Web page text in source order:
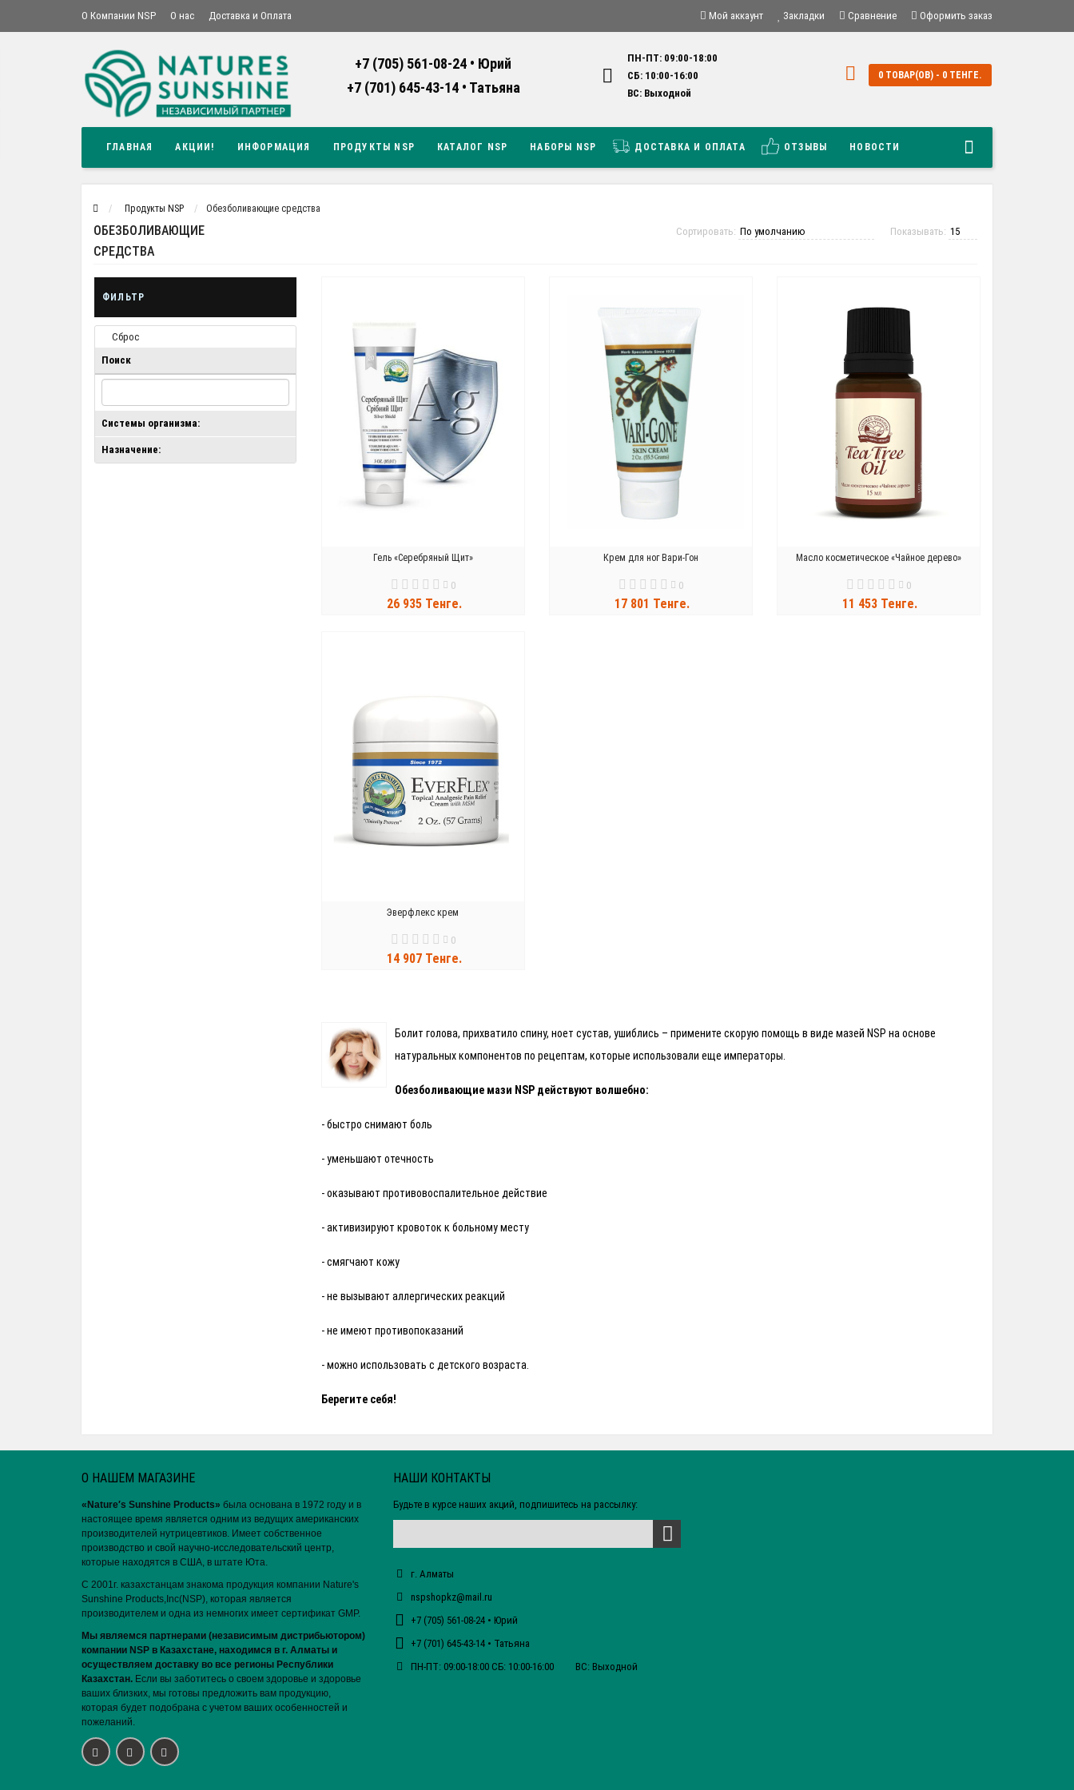
О Компании NSP О нас Доставка и Оплата Мой аккаунт Закладки Сравнение Оформить заказ
+7 (705) 561-08-24 • Юрий
+7 (701) 645-43-14 • Татьяна
ПН-ПТ: 09:00-18:00
СБ: 10:00-16:00
ВС: Выходной
0 ТОВАР(ОВ) - 0 ТЕНГЕ.
ГЛАВНАЯ АКЦИИ! ИНФОРМАЦИЯ ПРОДУКТЫ NSP КАТАЛОГ NSP НАБОРЫ NSP ДОСТАВКА И ОПЛАТА ОТЗЫВЫ НОВОСТИ
Продукты NSP Обезболивающие средства
ОБЕЗБОЛИВАЮЩИЕ
СРЕДСТВА
Показывать:
Сортировать:
ФИЛЬТР
Сброс
Поиск
Системы организма:
Назначение:
Гель «Серебряный Щит»
0
26 935 Тенге.
Крем для ног Вари-Гон
0
17 801 Тенге.
Масло косметическое «Чайное дерево»
0
11 453 Тенге.
Эверфлекс крем
0
14 907 Тенге.
Болит голова, прихватило спину, ноет сустав, ушиблись – примените скорую помощь в виде мазей NSP на основе
натуральных компонентов по рецептам, которые использовали еще императоры.
Обезболивающие мази NSP действуют волшебно:
- быстро снимают боль
- уменьшают отечность
- оказывают противовоспалительное действие
- активизируют кровоток к больному месту
- смягчают кожу
- не вызывают аллергических реакций
- не имеют противопоказаний
- можно использовать с детского возраста.
Берегите себя!
О НАШЕМ МАГАЗИНЕ
«Nature′s Sunshine Products» была основана в 1972 году и в
настоящее время является одним из ведущих американских
производителей нутрицевтиков. Имеет собственное
производство и свой научно-исследовательский центр,
которые находятся в США, в штате Юта.
С 2001г. казахстанцам знакома продукция компании Nature's
Sunshine Products,Inc(NSP), которая является
производителем и одна из немногих имеет сертификат GMP.
Мы являемся партнерами (независимым дистрибьютором)
компании NSP в Казахстане, находимся в г. Алматы и
осуществляем доставку во все регионы Республики
Казахстан. Если вы заботитесь о своем здоровье и здоровье
ваших близких, мы готовы предложить вам продукцию,
которая будет подобрана с учетом ваших особенностей и
пожеланий.
НАШИ КОНТАКТЫ
Будьте в курсе наших акций, подпишитесь на рассылку:
г. Алматы
nspshopkz@mail.ru
+7 (705) 561-08-24 • Юрий
+7 (701) 645-43-14 • Татьяна
ПН-ПТ: 09:00-18:00 СБ: 10:00-16:00 ВС: Выходной